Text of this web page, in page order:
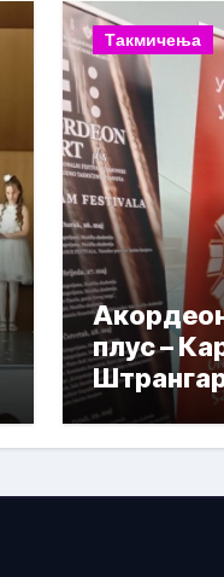
Такмичења
плус –
Награда